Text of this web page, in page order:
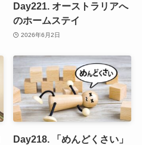
Day221. オーストラリアへ
のホームステイ
2026年6月2日
Day218. 「めんどくさい」